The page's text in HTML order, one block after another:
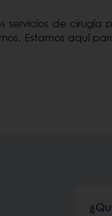
servicios de
Estamos aquí